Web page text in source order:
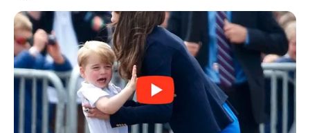
Fonte: Da Redação
MAIS INCRÍVEL 10/10/2023 Foto: Divulgação